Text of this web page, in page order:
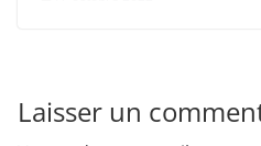
Laisser un